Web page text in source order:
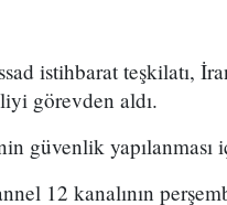
istihbarat teşkilatı,
görevden aldı.
güvenlik yapılanması
12 kanalının